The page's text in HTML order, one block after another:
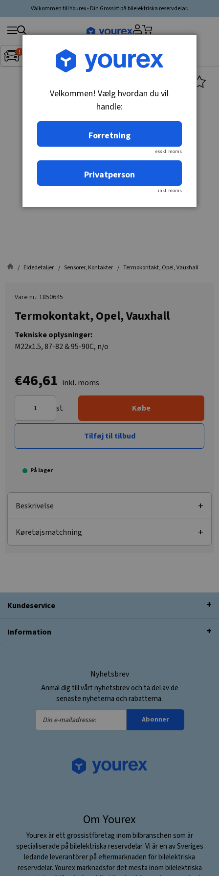
Välkommen till Yourex - Din Grossist på bilelektriska reservdelar.
Inget fordon valt▼
Søg
produkt,
producent,
Eldedetaljer Sensorer, Kontakter Termokontakt, Opel, Vauxhall
Vare nr.: 1850645
Termokontakt, Opel, Vauxhall
Tekniske oplysninger:
M22x1.5, 87-82 & 95-90C, n/o
€46,61 inkl. moms
st Købe
Tilføj til tilbud
På lager
Beskrivelse
Køretøjsmatchning
Kundeservice
Information
Nyhetsbrev
Anmäl dig till vårt nyhetsbrev och ta del av de
senaste nyheterna och rabatterna.
Din
e-
Abonner
Om Yourex
Yourex är ett grossistföretag inom bilbranschen som är
specialiserade på bilelektriska reservdelar. Vi är en av Sveriges
ledande leverantörer på eftermarknaden för bilelektriska
reservdelar. Yourex marknadsför det mesta inom bilelektriska
Velkommen! Vælg hvordan du vil
handle:
Forretning
ekskl. moms
Privatperson
inkl. moms